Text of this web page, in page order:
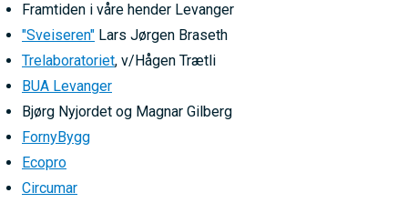
Framtiden i våre hender Levanger
"Sveiseren" Lars Jørgen Braseth
Trelaboratoriet, v/Hågen Trætli
BUA Levanger
Bjørg Nyjordet og Magnar Gilberg
FornyBygg
Ecopro
Circumar